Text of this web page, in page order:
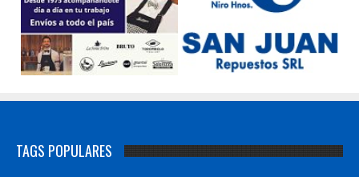
TAGS POPULARES